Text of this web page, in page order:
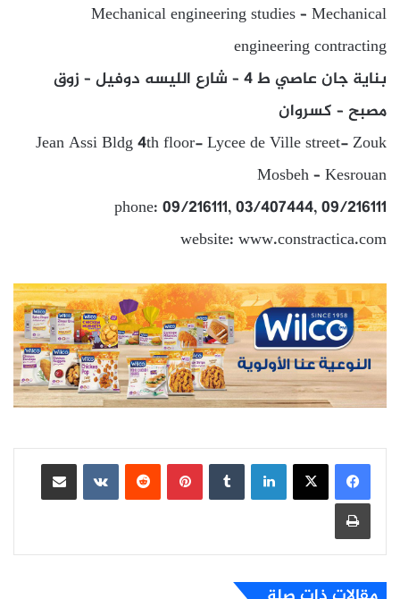
Mechanical engineering studies – Mechanical
engineering contracting
بناية جان عاصي ط 4 – شارع الليسه دوفيل – زوق
مصبح – كسروان
Jean Assi Bldg 4th floor- Lycee de Ville street- Zouk
Mosbeh – Kesrouan
phone: 09/216111, 03/407444, 09/216111
website: www.constractica.com
لينكدإن بينتيريست
مشاركة عبر البريد
طباعة